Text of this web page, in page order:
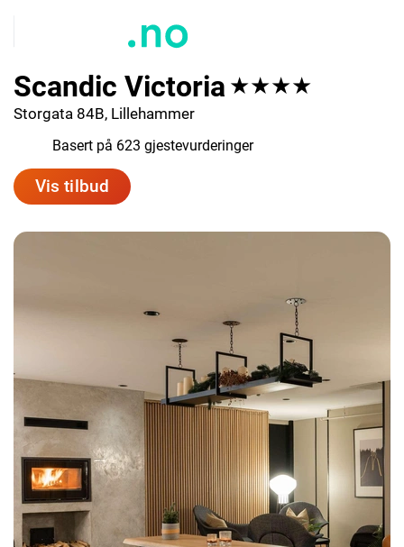
Scandic Victoria ★★★★
Storgata 84B, Lillehammer
Basert på 623 gjestevurderinger
Vis tilbud